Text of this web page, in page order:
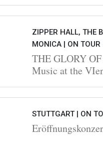
ZIPPER HALL, THE
MONICA | ON TOUR
THE GLORY
Music at the
STUTTGART | ON